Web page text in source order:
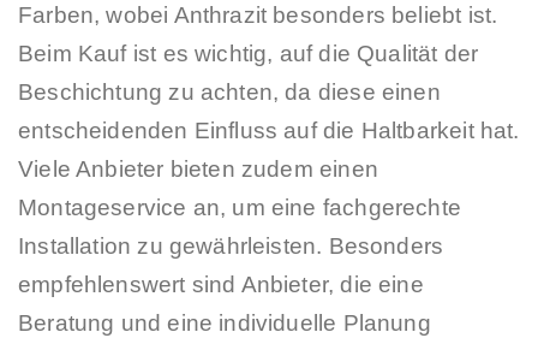
Farben, wobei Anthrazit besonders beliebt ist.
Beim Kauf ist es wichtig, auf die Qualität der
Beschichtung zu achten, da diese einen
entscheidenden Einfluss auf die Haltbarkeit hat.
Viele Anbieter bieten zudem einen
Montageservice an, um eine fachgerechte
Installation zu gewährleisten. Besonders
empfehlenswert sind Anbieter, die eine
Beratung und eine individuelle Planung